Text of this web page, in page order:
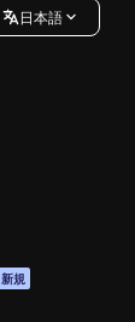
日本語
新規